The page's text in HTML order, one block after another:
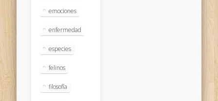
emociones
enfermedad
especies
felinos
filosofía